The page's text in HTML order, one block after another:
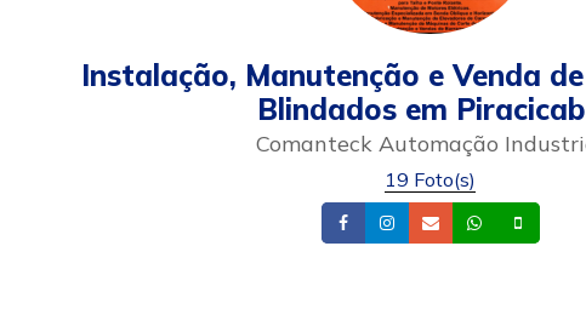
Instalação, Manutenção e Venda
Blindados em
Comanteck Automação
19 Foto(s)
FacebookInstagram
Email Whatsapp